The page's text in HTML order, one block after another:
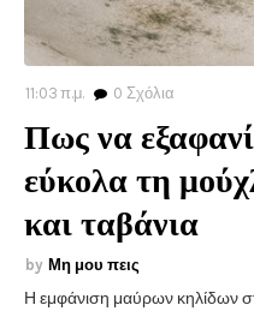
11:03 π.μ. 0 Σχόλια
Πως να
εύκολα τη
και ταβάνια
Μη μου πεις
Η εμφάνιση μαύρων κηλίδων